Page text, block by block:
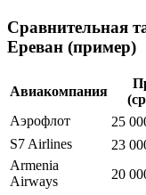
Сравнительная
Ереван (пример)
Авиакомпания
Аэрофлот
25
S7 Airlines
23
Armenia
Airways
20